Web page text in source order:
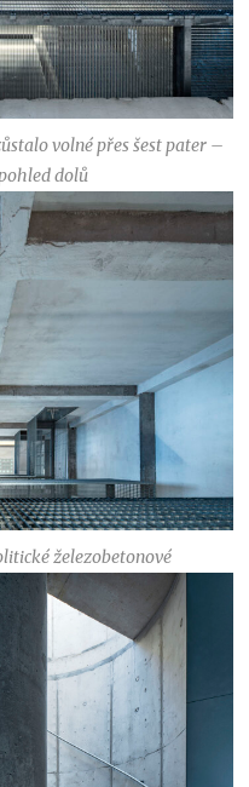
volné přes šest pater –
dolů
železobetonové